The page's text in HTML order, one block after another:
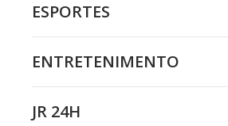
ESPORTES
ENTRETENIMENTO
JR 24H